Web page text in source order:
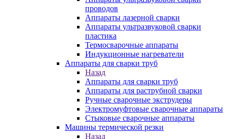
проводов
Аппараты лазерной сварки
Аппараты ультразвуковой сварки
пластика
Термосварочные аппараты
Индукционные нагреватели
Аппараты для сварки труб
Назад
Аппараты для сварки труб
Аппараты для раструбной сварки
Ручные сварочные экструдеры
Электромуфтовые сварочные аппараты
Стыковые сварочные аппараты
Машины термической резки
Назад